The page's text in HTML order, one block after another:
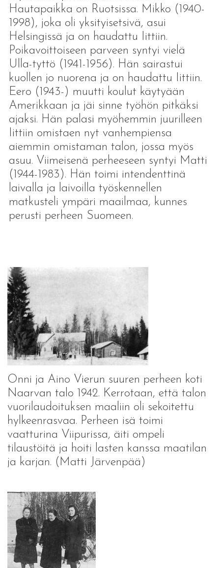
Hautapaikka on Ruotsissa. Mikko (1940-
1998), joka oli yksityisetsivä, asui
Helsingissä ja on haudattu Iittiin.
Poikavoittoiseen parveen syntyi vielä
Ulla-tyttö (1941-1956). Hän sairastui
kuollen jo nuorena ja on haudattu Iittiin.
Eero (1943-) muutti koulut käytyään
Amerikkaan ja jäi sinne työhön pitkäksi
ajaksi. Hän palasi myöhemmin juurilleen
Iittiin omistaen nyt vanhempiensa
aiemmin omistaman talon, jossa myös
asuu. Viimeisenä perheeseen syntyi Matti
(1944-1983). Hän toimi intendenttinä
laivalla ja laivoilla työskennellen
matkusteli ympäri maailmaa, kunnes
perusti perheen Suomeen.
Onni ja Aino Vierun suuren perheen koti
Naarvan talo 1942. Kerrotaan, että talon
vuorilaudoituksen maaliin oli sekoitettu
hylkeenrasvaa. Perheen isä toimi
vaatturina Viipurissa, äiti ompeli
tilaustöitä ja hoiti lasten kanssa maatilan
ja karjan. (Matti Järvenpää)